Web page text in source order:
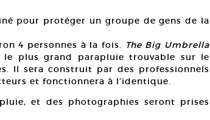
pour protéger un groupe de gens de la
4 personnes à la fois. The Big Umbrella
plus grand parapluie trouvable sur le
Il sera construit par des professionnels
et fonctionnera à l’identique.
et des photographies seront prises